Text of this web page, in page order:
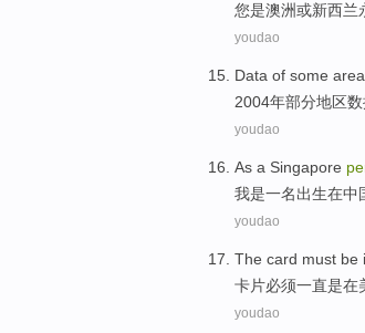
您是澳洲或新西兰
youdao
Data of some
2004年部分地区
youdao
As a Singapore
我是一名出生在中
youdao
The card must be
卡片必须一直是在
youdao